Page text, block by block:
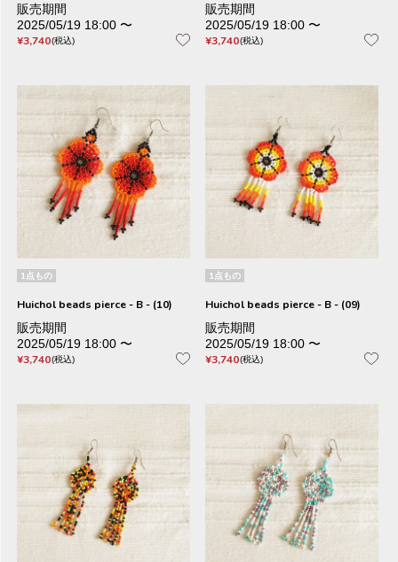
販売期間
2025/05/19 18:00 〜
¥3,740 税込
販売期間
2025/05/19 18:00 〜
¥3,740 税込
1点もの
Huichol beads pierce - B - (10)
販売期間
2025/05/19 18:00 〜
¥3,740 税込
1点もの
Huichol beads pierce - B - (09)
販売期間
2025/05/19 18:00 〜
¥3,740 税込